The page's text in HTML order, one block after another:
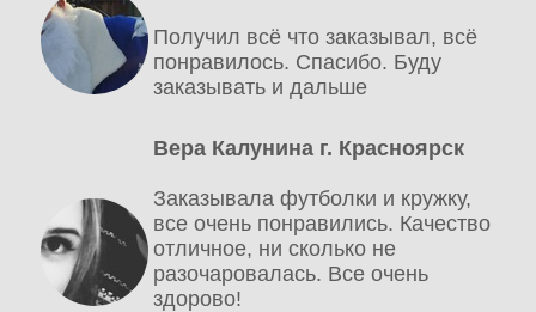
Получил всё что заказывал, всё
понравилось. Спасибо. Буду
заказывать и дальше
Вера Калунина г. Красноярск
Заказывала футболки и кружку,
все очень понравились. Качество
отличное, ни сколько не
разочаровалась. Все очень
здорово!